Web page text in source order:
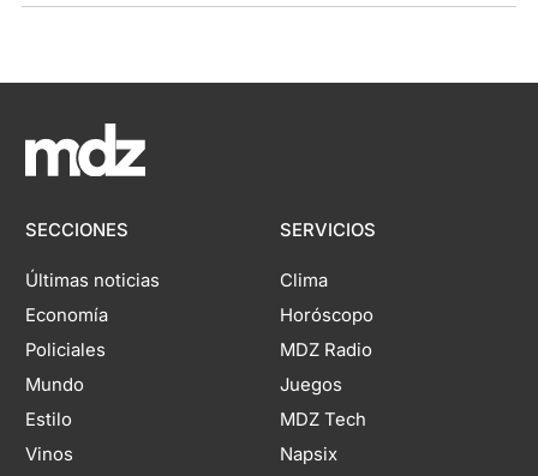
SECCIONES
Últimas noticias
Economía
Policiales
Mundo
Estilo
Vinos
SERVICIOS
Clima
Horóscopo
MDZ Radio
Juegos
MDZ Tech
Napsix